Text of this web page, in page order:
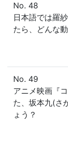
No. 48
日本語では羅
たら、どんな
No. 49
アニメ映画『
た、坂本九(さ
ょう？